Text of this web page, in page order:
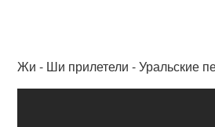
Жи - Ши прилетели - Уральские